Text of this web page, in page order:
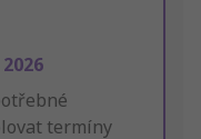
termíny